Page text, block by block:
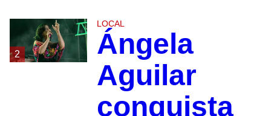
2
LOCAL
Ángela
Aguilar
conquista